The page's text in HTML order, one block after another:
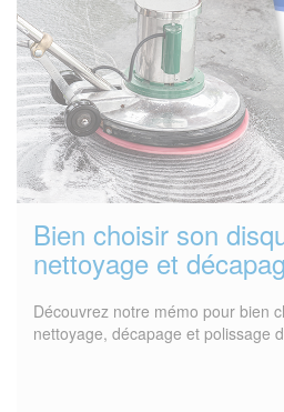
Bien choisir son
nettoyage et
Découvrez notre mémo pour bien
nettoyage, décapage et polissage